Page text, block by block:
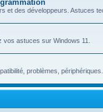
et des développeurs. Astuces
astuces sur Windows 11.
problèmes, périphériques.